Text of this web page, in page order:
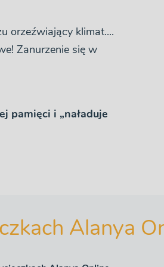
orzeźwiający klimat....
Zanurzenie się w
pamięci i „naładuje
Alanya